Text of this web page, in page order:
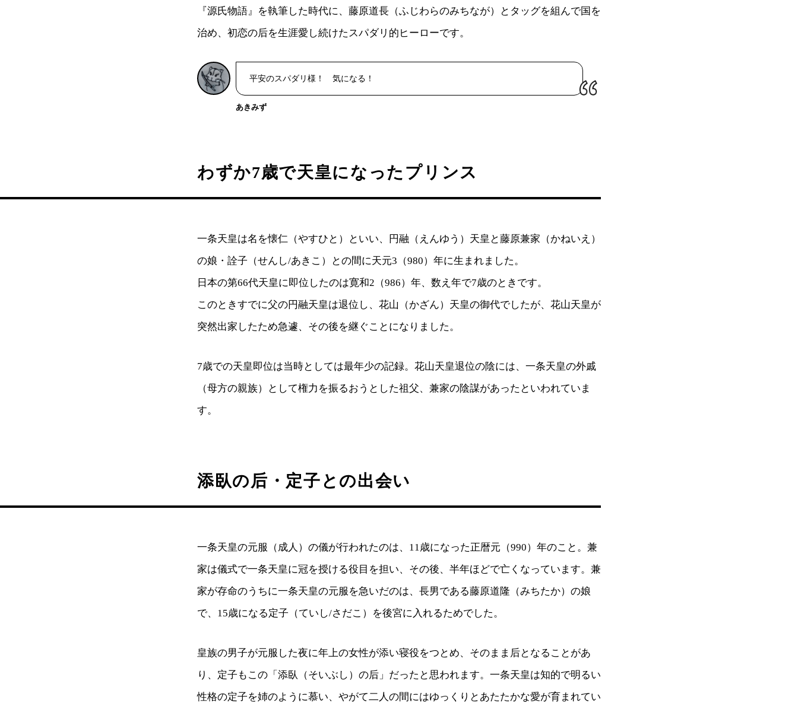
『源氏物語』を執筆した時代に、藤原道長（ふじわらのみちなが）とタッグを組んで国を
治め、初恋の后を生涯愛し続けたスパダリ的ヒーローです。
平安のスパダリ様！ 気になる！
あきみず
わずか7歳で天皇になったプリンス
一条天皇は名を懐仁（やすひと）といい、円融（えんゆう）天皇と藤原兼家（かねいえ）
の娘・詮子（せんし/あきこ）との間に天元3（980）年に生まれました。
日本の第66代天皇に即位したのは寛和2（986）年、数え年で7歳のときです。
このときすでに父の円融天皇は退位し、花山（かざん）天皇の御代でしたが、花山天皇が
突然出家したため急遽、その後を継ぐことになりました。
7歳での天皇即位は当時としては最年少の記録。花山天皇退位の陰には、一条天皇の外戚
（母方の親族）として権力を振るおうとした祖父、兼家の陰謀があったといわれていま
す。
添臥の后・定子との出会い
一条天皇の元服（成人）の儀が行われたのは、11歳になった正暦元（990）年のこと。兼
家は儀式で一条天皇に冠を授ける役目を担い、その後、半年ほどで亡くなっています。兼
家が存命のうちに一条天皇の元服を急いだのは、長男である藤原道隆（みちたか）の娘
で、15歳になる定子（ていし/さだこ）を後宮に入れるためでした。
皇族の男子が元服した夜に年上の女性が添い寝役をつとめ、そのまま后となることがあ
り、定子もこの「添臥（そいぶし）の后」だったと思われます。一条天皇は知的で明るい
性格の定子を姉のように慕い、やがて二人の間にはゆっくりとあたたかな愛が育まれてい